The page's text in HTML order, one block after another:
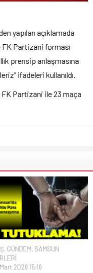
yapılan açıklamada
FK Partizani forması
prensip anlaşmasına
ifadeleri kullanıldı.
Partizani ile 23 maça
, GÜNDEM, SAMSUN
2026 15:16